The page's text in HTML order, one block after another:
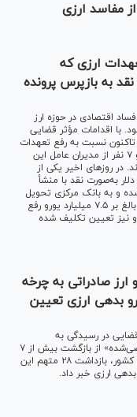
مفاسد ارزی
رفع تعهدات ارزی که
به بازپرس پرونده
اقتصادی در حوزه ارز
با اقدامات مؤثر قضایی
که تاکنون نسبت به رفع تعهدات
ارزی خود اقدام نکرده بودند، رفع تعهد ارزی کرده و ۷ نفر از مدیران عامل این
در روزهای اخیر یکی از
متخلف، مبلغ ۴۵ میلیون دلار به‌صورت نقد با منشأ
و به بانک مرکزی تحویل
داده شد. حسب اعلام مدیران بانک مرکزی، تاکنون بالغ بر ۷.۵ میلیارد یورو رفع
و بالغ بر ۲۴ میلیارد یورو نیز تعیین تکلیف شده
۷ میلیارد یورو ارز صادراتی به چرخه
۲۰ میلیارد یورو بدهی ارزی تعیین
در رسیدگی به
پرونده‌های موسوم به «تعهدات ارزی صادراتی منقضی‌شده» از بازگشت بیش از ۷
میلیارد یورو ارز حاصل از صادرات به چرخه اقتصادی کشور، بازداشت ۲۸ متهم این